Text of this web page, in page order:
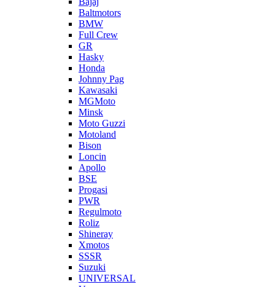
Baltmotors
BMW
Full Crew
GR
Hasky
Honda
Johnny Pag
Kawasaki
MGMoto
Minsk
Moto Guzzi
Motoland
Bison
Loncin
Apollo
BSE
Progasi
PWR
Regulmoto
Roliz
Shineray
Xmotos
SSSR
Suzuki
UNIVERSAL